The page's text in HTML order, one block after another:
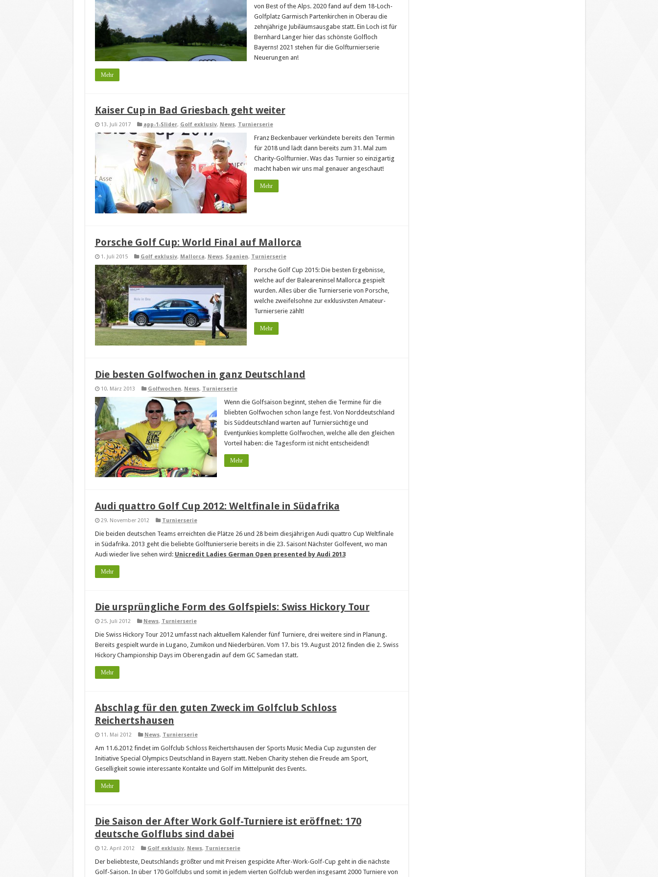
von Best of the Alps. 2020 fand auf dem 18-Loch-
Golfplatz Garmisch Partenkirchen in Oberau die
zehnjährige Jubiläumsausgabe statt. Ein Loch ist für
Bernhard Langer hier das schönste Golfloch
Bayerns! 2021 stehen für die Golfturnierserie
Neuerungen an!
Mehr
Kaiser Cup in Bad Griesbach geht weiter
13. Juli 2017 app-1-Slider, Golf exklusiv, News, Turnierserie
Franz Beckenbauer verkündete bereits den Termin
für 2018 und lädt dann bereits zum 31. Mal zum
Charity-Golfturnier. Was das Turnier so einzigartig
macht haben wir uns mal genauer angeschaut!
Mehr
Porsche Golf Cup: World Final auf Mallorca
1. Juli 2015 Golf exklusiv, Mallorca, News, Spanien, Turnierserie
Porsche Golf Cup 2015: Die besten Ergebnisse,
welche auf der Baleareninsel Mallorca gespielt
wurden. Alles über die Turnierserie von Porsche,
welche zweifelsohne zur exklusivsten Amateur-
Turnierserie zählt!
Mehr
Die besten Golfwochen in ganz Deutschland
10. März 2013 Golfwochen, News, Turnierserie
Wenn die Golfsaison beginnt, stehen die Termine für die
bliebten Golfwochen schon lange fest. Von Norddeutschland
bis Süddeutschland warten auf Turniersüchtige und
Eventjunkies komplette Golfwochen, welche alle den gleichen
Vorteil haben: die Tagesform ist nicht entscheidend!
Mehr
Audi quattro Golf Cup 2012: Weltfinale in Südafrika
29. November 2012 Turnierserie
Die beiden deutschen Teams erreichten die Plätze 26 und 28 beim diesjährigen Audi quattro Cup Weltfinale
in Südafrika. 2013 geht die beliebte Golftunierserie bereits in die 23. Saison! Nächster Golfevent, wo man
Audi wieder live sehen wird: Unicredit Ladies German Open presented by Audi 2013
Mehr
Die ursprüngliche Form des Golfspiels: Swiss Hickory Tour
25. Juli 2012 News, Turnierserie
Die Swiss Hickory Tour 2012 umfasst nach aktuellem Kalender fünf Turniere, drei weitere sind in Planung.
Bereits gespielt wurde in Lugano, Zumikon und Niederbüren. Vom 17. bis 19. August 2012 finden die 2. Swiss
Hickory Championship Days im Oberengadin auf dem GC Samedan statt.
Mehr
Abschlag für den guten Zweck im Golfclub Schloss
Reichertshausen
11. Mai 2012 News, Turnierserie
Am 11.6.2012 findet im Golfclub Schloss Reichertshausen der Sports Music Media Cup zugunsten der
Initiative Special Olympics Deutschland in Bayern statt. Neben Charity stehen die Freude am Sport,
Geselligkeit sowie interessante Kontakte und Golf im Mittelpunkt des Events.
Mehr
Die Saison der After Work Golf-Turniere ist eröffnet: 170
deutsche Golflubs sind dabei
12. April 2012 Golf exklusiv, News, Turnierserie
Der beliebteste, Deutschlands größter und mit Preisen gespickte After-Work-Golf-Cup geht in die nächste
Golf-Saison. In über 170 Golfclubs und somit in jedem vierten Golfclub werden insgesamt 2000 Turniere von